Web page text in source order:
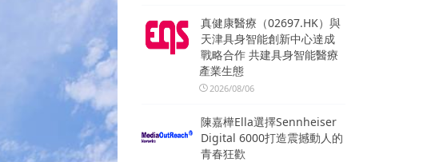
真健康醫療（02697.HK）與
天津具身智能創新中心達成
戰略合作 共建具身智能醫療
產業生態
2026/08/06
陳嘉樺Ella選擇Sennheiser
Digital 6000打造震撼動人的
青春狂歡